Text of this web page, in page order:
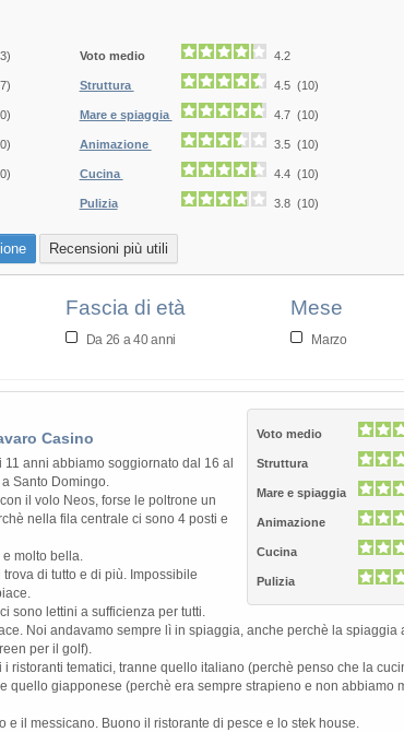
Next
Voto medio 4.2
Struttura 4.5 (10)
Mare e spiaggia 4.7 (10)
Animazione 3.5 (10)
Cucina 4.4 (10)
Pulizia 3.8 (10)
Recensioni più utili
Fascia di età
Da 26 a 40 anni
Mese
Marzo
Voto medio
Struttura
Mare e spiaggia
Animazione
Cucina
Pulizia
Casino
11 anni abbiamo soggiornato dal 16 al
Santo Domingo.
il volo Neos, forse le poltrone un
nella fila centrale ci sono 4 posti e
molto bella.
di tutto e di più. Impossibile
sono lettini a sufficienza per tutti.
Noi andavamo sempre lì in spiaggia, anche perchè la spiaggia
per il golf).
i ristoranti tematici, tranne quello italiano (perchè penso che la
quello giapponese (perchè era sempre strapieno e non abbiamo
e il messicano. Buono il ristorante di pesce e lo stek house.